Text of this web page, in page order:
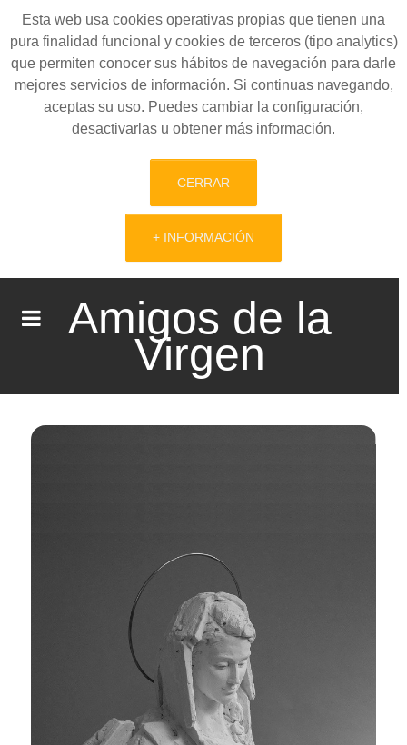
Esta web usa cookies operativas propias que tienen una
pura finalidad funcional y cookies de terceros (tipo analytics)
que permiten conocer sus hábitos de navegación para darle
mejores servicios de información. Si continuas navegando,
aceptas su uso. Puedes cambiar la configuración,
desactivarlas u obtener más información.
CERRAR
+ INFORMACIÓN
Amigos de la
Virgen